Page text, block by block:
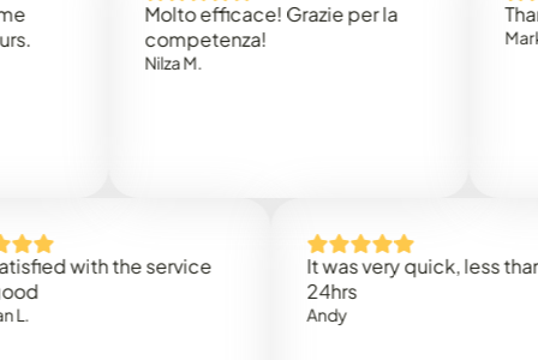
Molto efficace! Grazie per la
competenza!
Thank
Mark N.
with the service
It was very quick, less than